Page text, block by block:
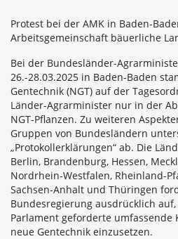
Protest bei der AMK in Baden-
Arbeitsgemeinschaft bäuerliche
Bei der Bundesländer-
26.-28.03.2025 in Baden-Baden
Gentechnik (NGT) auf der
Länder-Agrarminister nur in der
NGT-Pflanzen. Zu weiteren
Gruppen von Bundesländern
„Protokollerklärungen“ ab. Die
Berlin, Brandenburg, Hessen,
Nordrhein-Westfalen, Rheinland-
Sachsen-Anhalt und Thüringen
Bundesregierung ausdrücklich auf,
Parlament geforderte
neue Gentechnik einzusetzen.